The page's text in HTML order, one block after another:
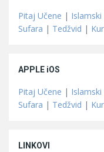
Pitaj Učene | Islamski
Sufara | Tedžvid |
APPLE iOS
Pitaj Učene | Islamski
Sufara | Tedžvid |
LINKOVI